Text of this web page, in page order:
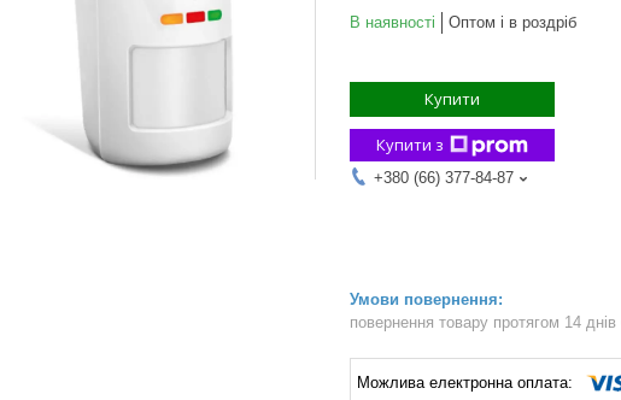
В наявності Оптом і в роздріб
Купити
Купити з
+380 (66) 377-84-87
повернення товару протягом 14 днів